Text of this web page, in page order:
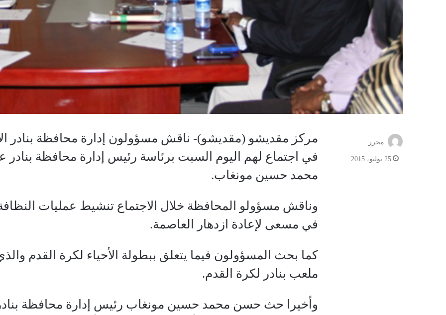
مركز مقديشو (مقديشو)- ناقش مسؤولون إدارة محافظة بنادر
في اجتماع لهم اليوم السبت برئاسة رئيس إدارة محافظة
محمد حسين مونغاب.
وناقش مسؤولو المحافظة خلال الاجتماع تنشيط عمليات
في مسعى لإعادة ازدهار العاصمة.
كما بحث المسؤولون فيما يتعلق ببطولة الأحياء لكرة القدم
ملعب بنادر لكرة القدم.
وأخيرا حث حسن محمد حسين مونغاب رئيس إدارة محافظة
محرر
25 يوليو، 2015